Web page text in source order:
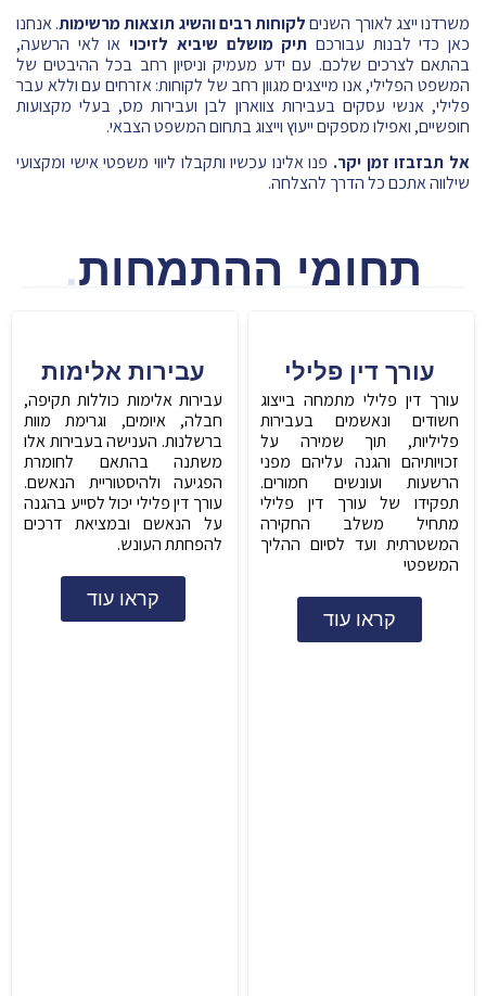
משרדנו ייצג לאורך השניםלקוחות רבים והשיג תוצאות מרשימות. אנחנו
כאן כדי לבנות עבורכם תיק מושלם שיביא לזיכויאו לאי הרשעה,
בהתאם לצרכים שלכם. עם ידע מעמיק וניסיון רחב בכל ההיבטים של
המשפט הפלילי, אנו מייצגים מגוון רחב של לקוחות: אזרחים עם וללא עבר
פלילי, אנשי עסקים בעבירות צווארון לבן ועבירות מס, בעלי מקצועות
חופשיים, ואפילו מספקים ייעוץ וייצוג בתחום המשפט הצבאי.
אל תבזבזו זמן יקר. פנו אלינו עכשיו ותקבלו ליווי משפטי אישי ומקצועי
שילווה אתכם כל הדרך להצלחה.
תחומי ההתמחות.
עורך דין פלילי
עורך דין פלילי מתמחה בייצוג
חשודים ונאשמים בעבירות
פליליות, תוך שמירה על
זכויותיהם והגנה עליהם מפני
הרשעות ועונשים חמורים.
תפקידו של עורך דין פלילי
מתחיל משלב החקירה
המשטרתית ועד לסיום ההליך
המשפטי
קראו עוד
עבירות אלימות
עבירות אלימות כוללות תקיפה,
חבלה, איומים, וגרימת מוות
ברשלנות. הענישה בעבירות אלו
משתנה בהתאם לחומרת
הפגיעה ולהיסטוריית הנאשם.
עורך דין פלילי יכול לסייע בהגנה
על הנאשם ובמציאת דרכים
להפחתת העונש.
קראו עוד